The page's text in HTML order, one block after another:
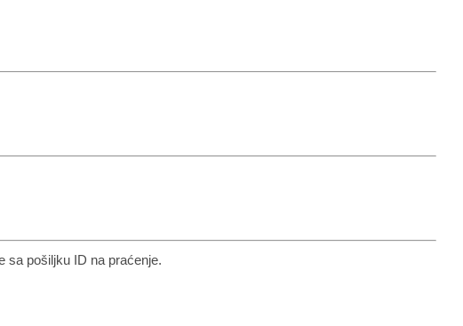
sa pošiljku ID na praćenje.